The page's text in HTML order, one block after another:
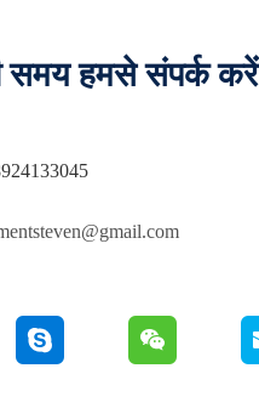
समय हमसे संपर्क करें